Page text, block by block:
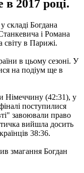
в 2017 році.
складі Богдана
і Романа
світу в Парижі.
в цьому сезоні. У
на подіум ще в
Німеччину (42:31), у
поступилися
завоювали право
вийшла досить
38:36.
змагання Богдан